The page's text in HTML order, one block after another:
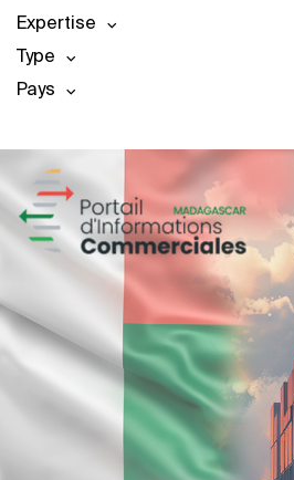
Expertise
Type
Pays